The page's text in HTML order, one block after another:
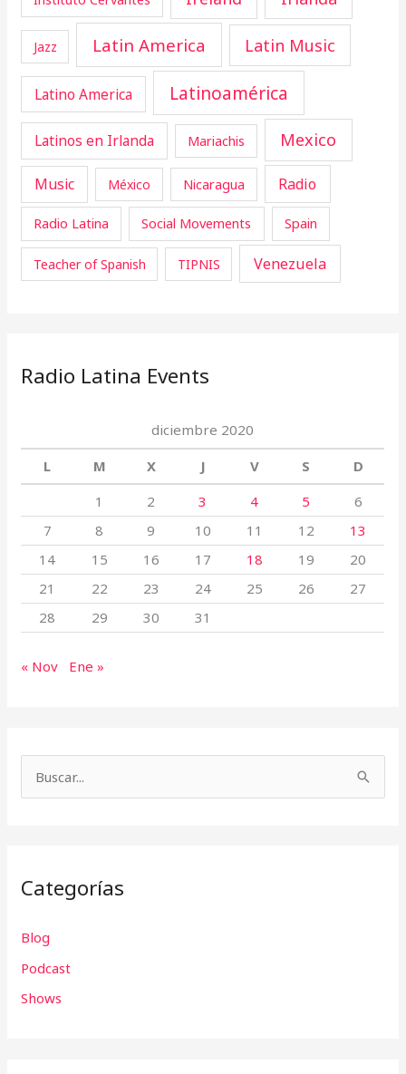
Jazz Latin America Latin Music
Latino America Latinoamérica
Latinos en Irlanda Mariachis Mexico
Music México Nicaragua Radio
Radio Latina Social Movements Spain
Teacher of Spanish TIPNIS Venezuela
Radio Latina Events
diciembre 2020
L
M X J V S
D
1
2 3 4 5
6
7
8 9 10 11 12
13
14
15 16 17 18 19
20
21
22 23 24 25 26
27
28
29 30 31
« Nov Ene »
a
p
o
r
Categorías
Blog
Podcast
Shows